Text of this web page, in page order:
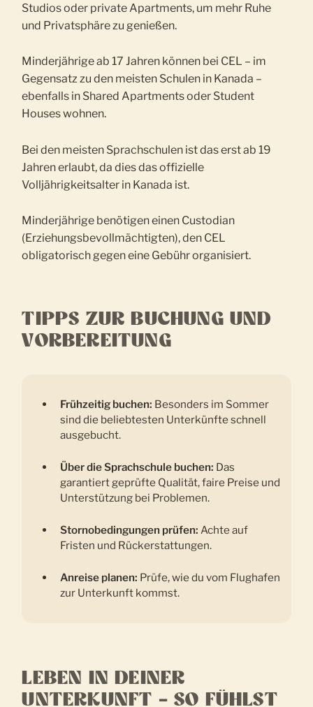
Studios oder private Apartments, um mehr Ruhe
und Privatsphäre zu genießen.
Minderjährige ab 17 Jahren können bei CEL – im
Gegensatz zu den meisten Schulen in Kanada –
ebenfalls in Shared Apartments oder Student
Houses wohnen.
Bei den meisten Sprachschulen ist das erst ab 19
Jahren erlaubt, da dies das offizielle
Volljährigkeitsalter in Kanada ist.
Minderjährige benötigen einen Custodian
(Erziehungsbevollmächtigten), den CEL
obligatorisch gegen eine Gebühr organisiert.
TIPPS ZUR BUCHUNG UND
VORBEREITUNG
Frühzeitig buchen: Besonders im Sommer
sind die beliebtesten Unterkünfte schnell
ausgebucht.
Über die Sprachschule buchen: Das
garantiert geprüfte Qualität, faire Preise und
Unterstützung bei Problemen.
Stornobedingungen prüfen: Achte auf
Fristen und Rückerstattungen.
Anreise planen: Prüfe, wie du vom Flughafen
zur Unterkunft kommst.
LEBEN IN DEINER
UNTERKUNFT – SO FÜHLST